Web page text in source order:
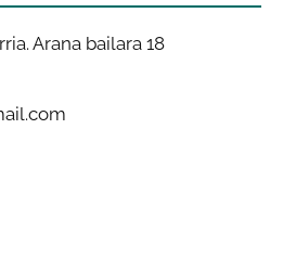
Arana bailara 18